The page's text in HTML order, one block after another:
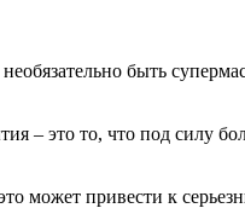
быть
– это то, что под силу
может привести к